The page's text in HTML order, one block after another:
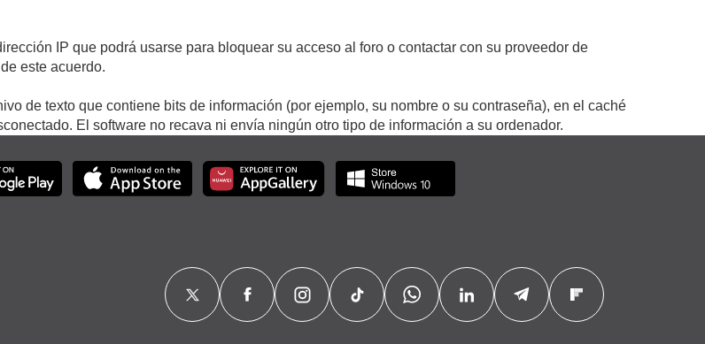
IP que podrá usarse para bloquear su acceso al foro o contactar con su proveedor de
este acuerdo.
de texto que contiene bits de información (por ejemplo, su nombre o su contraseña), en el caché
El software no recava ni envía ningún otro tipo de información a su ordenador.